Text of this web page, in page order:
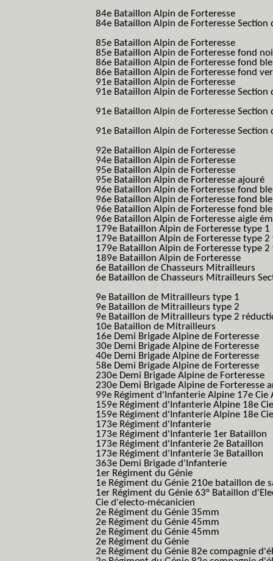
84e Bataillon Alpin de Forteresse
84e Bataillon Alpin de Forteresse
85e Bataillon Alpin de Forteresse
85e Bataillon Alpin de Forteresse fond
86e Bataillon Alpin de Forteresse fond
86e Bataillon Alpin de Forteresse fond
91e Bataillon Alpin de Forteresse
91e Bataillon Alpin de Forteresse
91e Bataillon Alpin de Forteresse
91e Bataillon Alpin de Forteresse
92e Bataillon Alpin de Forteresse
94e Bataillon Alpin de Forteresse
95e Bataillon Alpin de Forteresse
95e Bataillon Alpin de Forteresse ajouré
96e Bataillon Alpin de Forteresse fond
96e Bataillon Alpin de Forteresse fond
96e Bataillon Alpin de Forteresse fond
96e Bataillon Alpin de Forteresse aigle
179e Bataillon Alpin de Forteresse type 1
179e Bataillon Alpin de Forteresse type
179e Bataillon Alpin de Forteresse type
189e Bataillon Alpin de Forteresse
6e Bataillon de Chasseurs Mitrailleurs
6e Bataillon de Chasseurs Mitrailleurs
9e Bataillon de Mitrailleurs type 1
9e Bataillon de Mitrailleurs type 2
9e Bataillon de Mitrailleurs type 2
10e Bataillon de Mitrailleurs
16e Demi Brigade Alpine de Forteresse
30e Demi Brigade Alpine de Forteresse
40e Demi Brigade Alpine de Forteresse
58e Demi Brigade Alpine de Forteresse
230e Demi Brigade Alpine de Forteresse
230e Demi Brigade Alpine de Forteresse
99e Régiment d'Infanterie Alpine 17e
159e Régiment d'Infanterie Alpine 18e
159e Régiment d'Infanterie Alpine 18e
173e Régiment d'Infanterie
173e Régiment d'Infanterie 1er Bataillon
173e Régiment d'Infanterie 2e Bataillon
173e Régiment d'Infanterie 3e Bataillon
363e Demi Brigade d'Infanterie
1er Régiment du Génie
1e Régiment du Génie 210e bataillon de
1er Régiment du Génie 63° Bataillon
Cie d'electo-mécanicien
2e Régiment du Génie 35mm
2e Régiment du Génie 45mm
2e Régiment du Génie 45mm
2e Régiment du Génie
2e Régiment du Génie 82e compagnie